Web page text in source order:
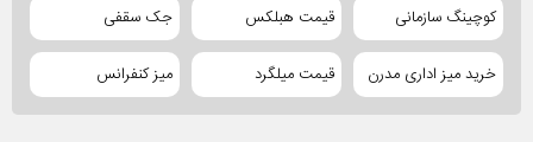
کوچینگ سازمانی قیمت هبلکس جک سقفی
خرید میز اداری مدرن قیمت میلگرد میز کنفرانس